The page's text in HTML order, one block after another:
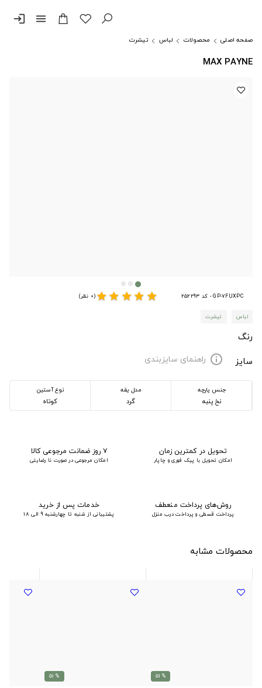
menu
login
صفحه اصلی محصولات لباس تیشرت
MAX PAYNE
GP-7FUXPC - کد 252293 star
star
star
star
star(0 نظر)
لباس تیشرت
رنگ
سایز
info راهنمای سایزبندی
جنس پارچه
نخ پنبه
مدل یقه
گرد
نوع آستین
کوتاه
تحویل در کمترین زمان
امکان تحویل با پیک فوری و چاپار
۷ روز ضمانت مرجوعی کالا
امکان مرجوعی در صورت نا رضایتی
روش‌های پرداخت منعطف
پرداخت قسطی و پرداخت درب منزل
خدمات پس از خرید
پشتیبانی از شنبه تا چهارشنبه 9 الی 18
محصولات مشابه
% 51
% 51